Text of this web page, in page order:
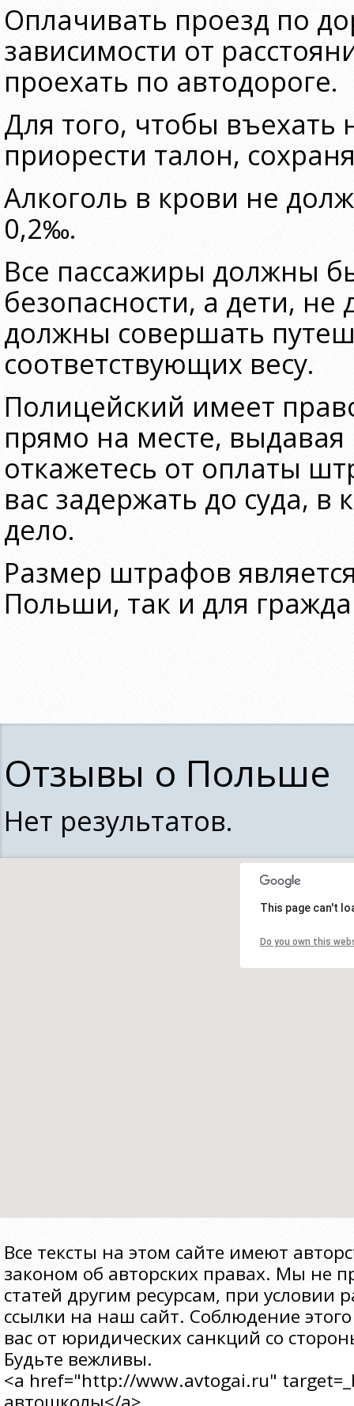
Оплачивать проезд по
зависимости от
проехать по автодороге.
Для того, чтобы въехать
приорести талон,
Алкоголь в крови не
0,2‰.
Все пассажиры должны
безопасности, а дети, не
должны совершать
соответствующих весу.
Полицейский имеет
прямо на месте,
откажетесь от оплаты
вас задержать до суда,
дело.
Размер штрафов
Польши, так и для
Отзывы о Польше
Нет результатов.
This page can't
Do you own this
This page can't
Do you own this
Все тексты на этом сайте имеют
законом об авторских правах. Мы не
статей другим ресурсам, при условии
ссылки на наш сайт. Соблюдение
вас от юридических санкций со
Будьте вежливы.
<a href="http://www.avtogai.ru"